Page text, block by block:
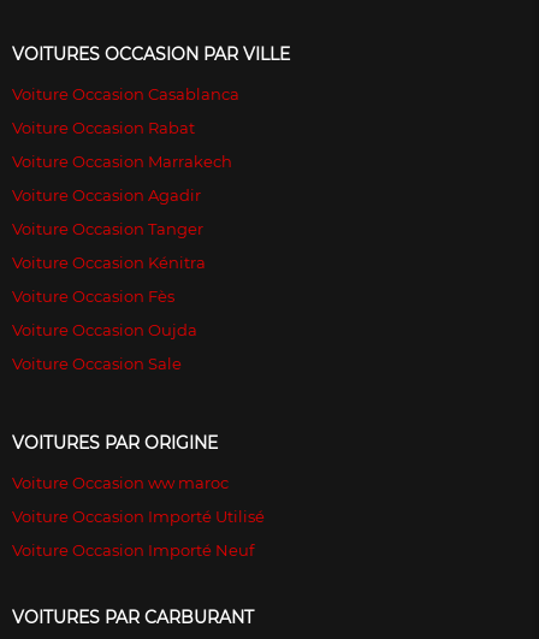
VOITURES OCCASION PAR VILLE
Voiture Occasion Casablanca
Voiture Occasion Rabat
Voiture Occasion Marrakech
Voiture Occasion Agadir
Voiture Occasion Tanger
Voiture Occasion Kénitra
Voiture Occasion Fès
Voiture Occasion Oujda
Voiture Occasion Sale
VOITURES PAR ORIGINE
Voiture Occasion ww maroc
Voiture Occasion Importé Utilisé
Voiture Occasion Importé Neuf
VOITURES PAR CARBURANT